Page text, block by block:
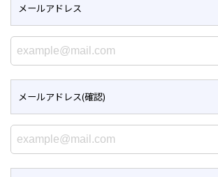
メールアドレス
メールアドレス(確認)